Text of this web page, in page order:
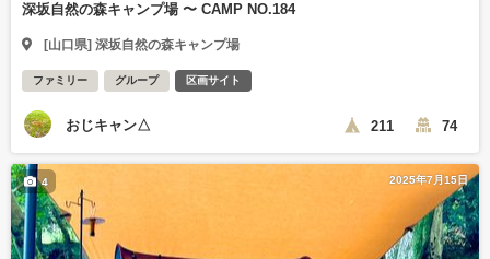
深坂自然の森キャンプ場 〜 CAMP NO.184
[山口県] 深坂自然の森キャンプ場
ファミリー グループ 区画サイト
おじキャン△ 211 74
2025年7月15日
4